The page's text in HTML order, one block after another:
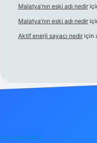
Malatya’nın eski adı nedir
Malatya’nın eski adı nedir
Aktif enerji sayacı nediriçin
@karabul